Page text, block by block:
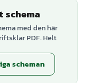
schema
med den här
PDF. Helt
scheman